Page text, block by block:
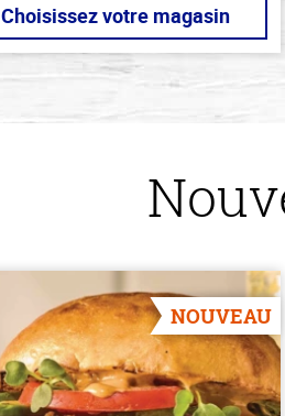
Choisissez votre magasin
NOUVEAU